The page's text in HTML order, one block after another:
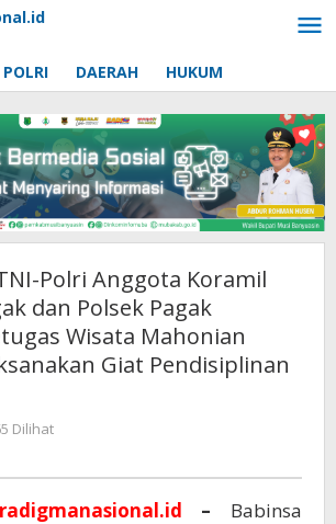
POLRI DAERAH HUKUM
Polri Anggota Koramil
dan Polsek Pagak
Wisata Mahonian
Giat Pendisiplinan
Dilihat
– Babinsa